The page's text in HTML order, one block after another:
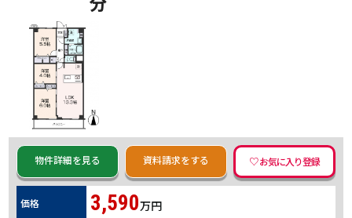
物件詳細を見る 資料請求をする
価格 3,590万円